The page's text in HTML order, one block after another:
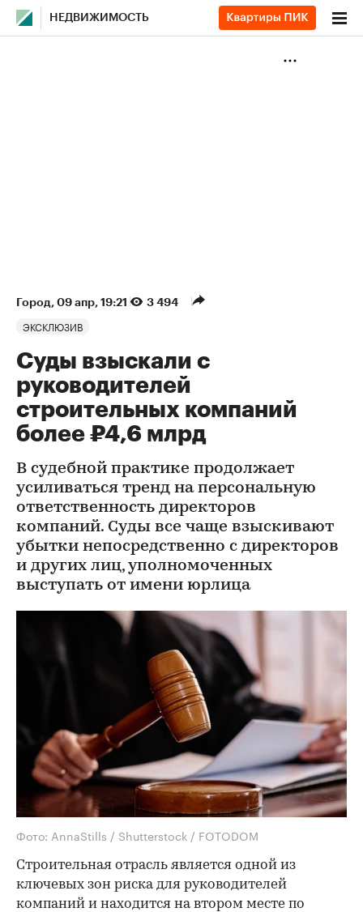
НЕДВИЖИМОСТЬ
Город⁠, 09 апр, 19:21 3 494
ЭКСКЛЮЗИВ
Суды взыскали с
руководителей
строительных компаний
более ₽4,6 млрд
В судебной практике продолжает
усиливаться тренд на персональную
ответственность директоров
компаний. Суды все чаще взыскивают
убытки непосредственно с директоров
и других лиц, уполномоченных
выступать от имени юрлица
Фото: AnnaStills / Shutterstock / FOTODOM
Строительная отрасль является одной из
ключевых зон риска для руководителей
компаний и находится на втором месте по